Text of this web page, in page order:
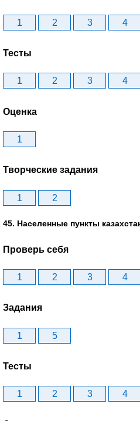
1 2 3 4
Тесты
1 2 3 4
Оценка
1
Творческие задания
1 2
45. Населенные пункты
Проверь себя
1 2 3 4
Задания
1 5
Тесты
1 2 3 4